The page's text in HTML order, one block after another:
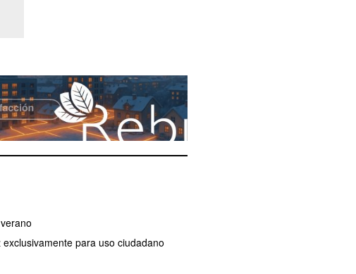
para uso ciudadano